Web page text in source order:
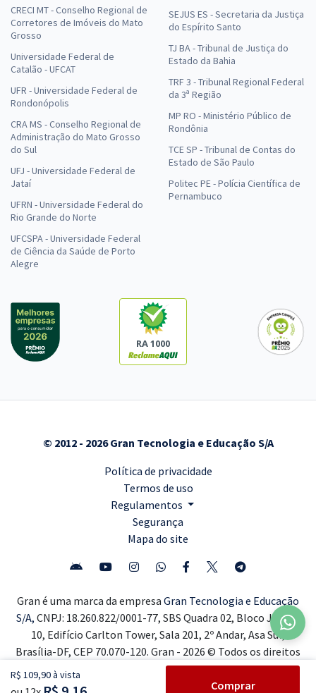
R$ 109,90 à vista
Comprar
CRECI MT - Conselho Regional de
Corretores de Imóveis do Mato
Grosso
Universidade Federal de
Catalão - UFCAT
UFR - Universidade Federal de
Rondonópolis
CRA MS - Conselho Regional de
Administração do Mato Grosso
do Sul
UFJ - Universidade Federal de
Jataí
UFRN - Universidade Federal do
Rio Grande do Norte
UFCSPA - Universidade Federal
de Ciência da Saúde de Porto
Alegre
SEJUS ES - Secretaria da Justiça
do Espírito Santo
TJ BA - Tribunal de Justiça do
Estado da Bahia
TRF 3 - Tribunal Regional Federal
da 3ª Região
MP RO - Ministério Público de
Rondônia
TCE SP - Tribunal de Contas do
Estado de São Paulo
Politec PE - Polícia Científica de
Pernambuco
RA 1000
© 2012 - 2026 Gran Tecnologia e Educação S/A
Política de privacidade
Termos de uso
Regulamentos
Segurança
Mapa do site
Gran é uma marca da empresa Gran Tecnologia e Educação
S/A, CNPJ: 18.260.822/0001-77, SBS Quadra 02, Bloco J, Lote
10, Edifício Carlton Tower, Sala 201, 2º Andar, Asa Sul,
Brasília-DF, CEP 70.070-120. Gran - 2026 © Todos os direitos
reservados ®